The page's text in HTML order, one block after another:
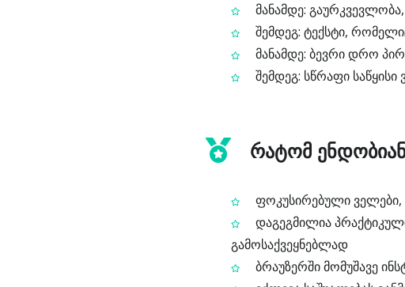
მანამდე:
შემდეგ: ტექსტი,
მანამდე: ბევრი დრო
შემდეგ: სწრაფი
რატომ
ფოკუსირებული ველები,
დაგეგმილია
გამოსაქვეყნებლად
ბრაუზერში მომუშავე